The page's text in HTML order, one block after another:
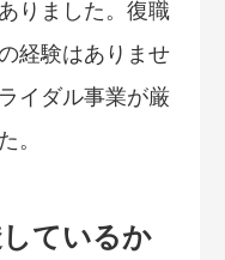
りました。復職
経験はありませ
イダル事業が厳
。
ているか